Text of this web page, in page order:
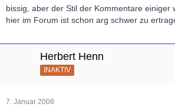
bissig, aber der Stil der Kommentare einiger
hier im Forum ist schon arg schwer zu
Herbert Henn
INAKTIV
7. Januar 2008